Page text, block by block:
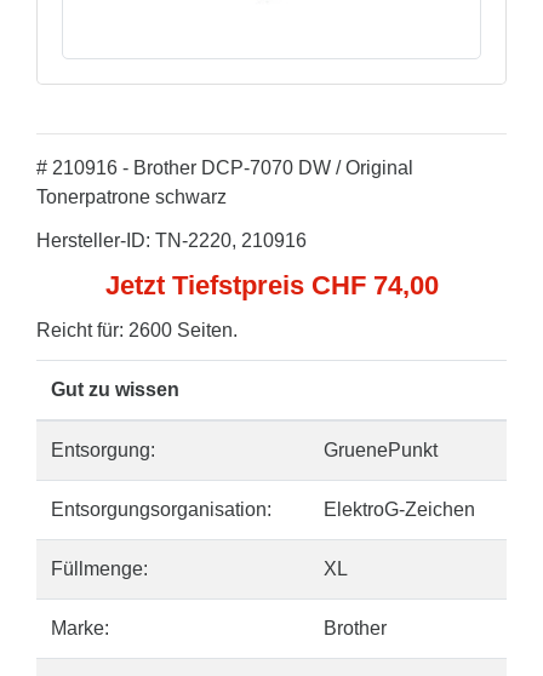
# 210916 - Brother DCP-7070 DW / Original
Tonerpatrone schwarz
Hersteller-ID: TN-2220, 210916
Jetzt Tiefstpreis CHF 74,00
Reicht für: 2600 Seiten.
Gut zu wissen
Entsorgung: GruenePunkt
Entsorgungsorganisation: ElektroG-Zeichen
Füllmenge: XL
Marke: Brother